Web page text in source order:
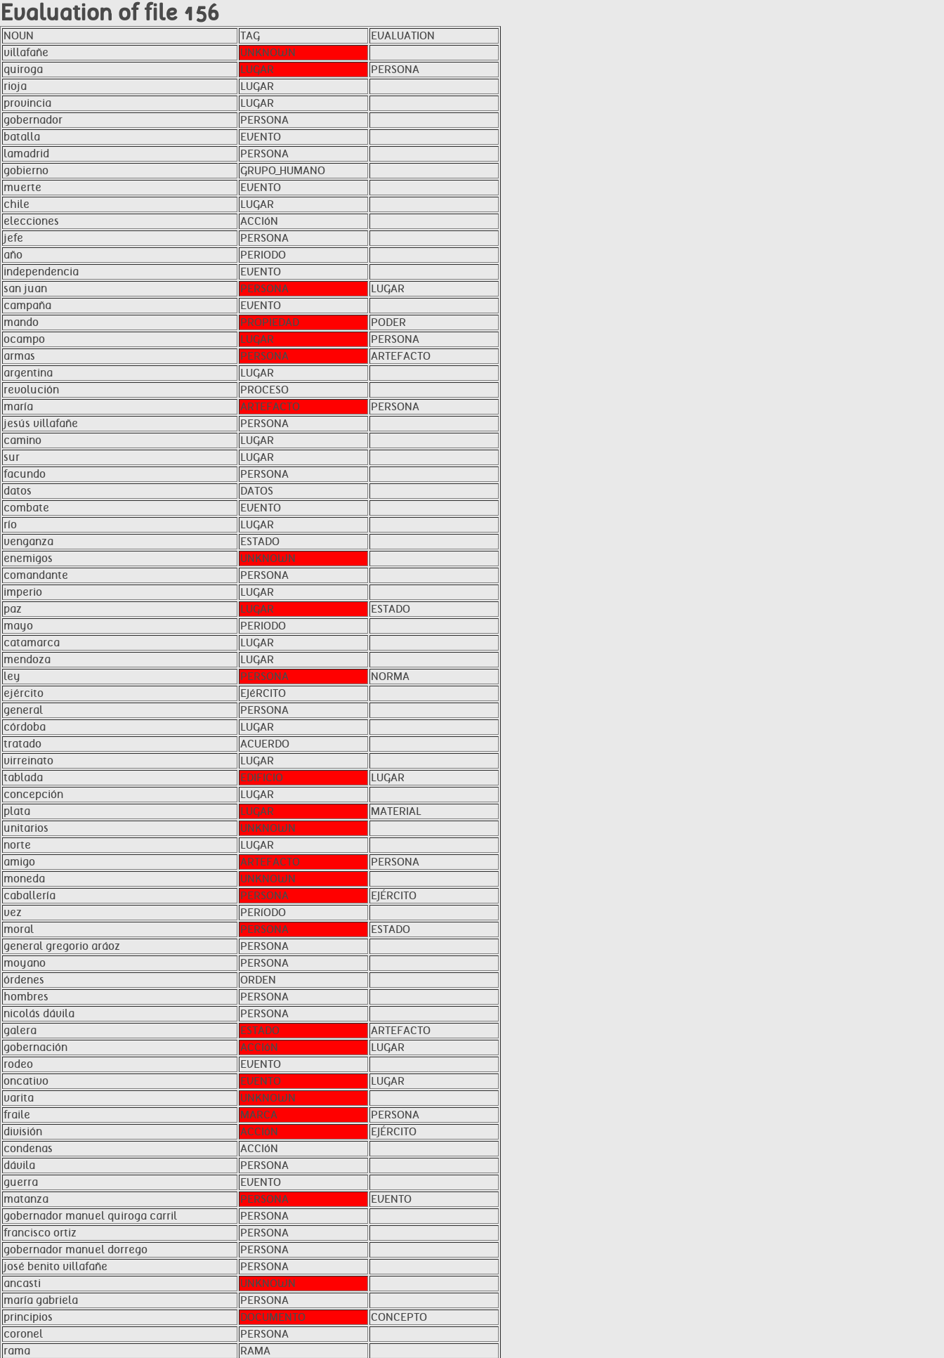
Evaluation of file 156
NOUN TAG
EVALUATION
villafañe
UNKNOWN
quiroga
LUGAR
PERSONA
rioja
LUGAR
provincia
LUGAR
gobernador
PERSONA
batalla
EVENTO
lamadrid
PERSONA
gobierno
GRUPO_HUMANO
muerte
EVENTO
chile
LUGAR
elecciones
ACCIóN
jefe
PERSONA
año
PERIODO
independencia
EVENTO
san juan
PERSONA
LUGAR
campaña
EVENTO
mando
PROPIEDAD
PODER
ocampo
LUGAR
PERSONA
armas
PERSONA
ARTEFACTO
argentina
LUGAR
revolución
PROCESO
maría
ARTEFACTO
PERSONA
jesús villafañe
PERSONA
camino
LUGAR
sur
LUGAR
facundo
PERSONA
datos
DATOS
combate
EVENTO
río
LUGAR
venganza
ESTADO
enemigos
UNKNOWN
comandante
PERSONA
imperio
LUGAR
paz
LUGAR
ESTADO
mayo
PERIODO
catamarca
LUGAR
mendoza
LUGAR
ley
PERSONA
NORMA
ejército
EJéRCITO
general
PERSONA
córdoba
LUGAR
tratado
ACUERDO
virreinato
LUGAR
tablada
EDIFICIO
LUGAR
concepción
LUGAR
plata
LUGAR
MATERIAL
unitarios
UNKNOWN
norte
LUGAR
amigo
ARTEFACTO
PERSONA
moneda
UNKNOWN
caballería
PERSONA
EJÉRCITO
vez
PERíODO
moral
PERSONA
ESTADO
general gregorio aráoz
PERSONA
moyano
PERSONA
órdenes
ORDEN
hombres
PERSONA
nicolás dávila
PERSONA
galera
ESTADO
ARTEFACTO
gobernación
ACCIóN
LUGAR
rodeo
EVENTO
oncativo
EVENTO
LUGAR
varita
UNKNOWN
fraile
MARCA
PERSONA
división
ACCIóN
EJÉRCITO
condenas
ACCIóN
dávila
PERSONA
guerra
EVENTO
matanza
PERSONA
EVENTO
gobernador manuel quiroga carril
PERSONA
francisco ortiz
PERSONA
gobernador manuel dorrego
PERSONA
josé benito villafañe
PERSONA
ancasti
UNKNOWN
maría gabriela
PERSONA
principios
DOCUMENTO
CONCEPTO
coronel
PERSONA
rama
RAMA